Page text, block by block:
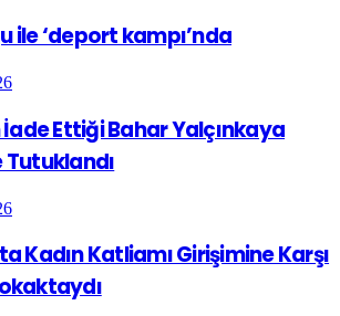
ile ‘deport kampı’nda
Ettiği Bahar Yalçınkaya
Tutuklandı
Kadın Katliamı Girişimine Karşı